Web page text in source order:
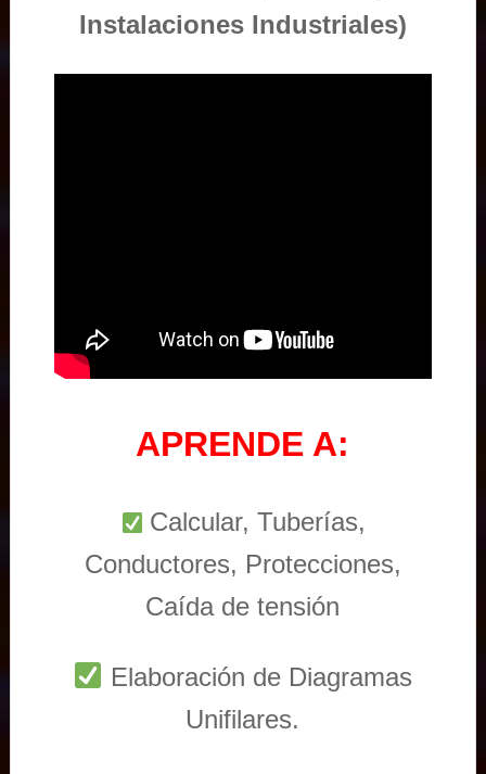
Instalaciones Industriales)
APRENDE A:
Calcular, Tuberías,
Conductores, Protecciones,
Caída de tensión
Elaboración de Diagramas
Unifilares.